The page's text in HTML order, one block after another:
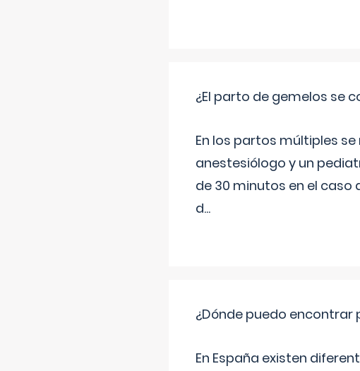
¿El parto de gemelos se
En los partos múltiples
anestesiólogo y un
de 30 minutos en el caso
d...
¿Dónde puedo encontrar
En España existen